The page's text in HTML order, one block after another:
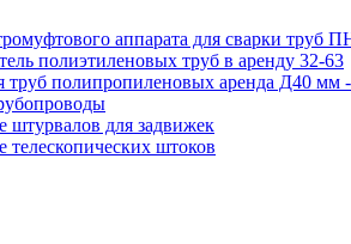
аппарата для сварки труб
полиэтиленовых труб в аренду 32-63
труб полипропиленовых аренда Д40
штурвалов для задвижек
телескопических штоков